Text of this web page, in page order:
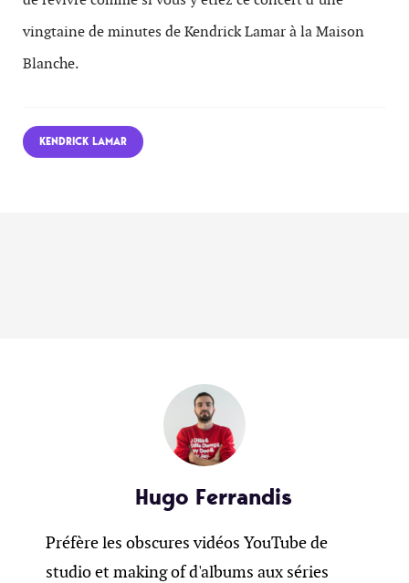
vingtaine de minutes de Kendrick Lamar à la Maison
Blanche.
KENDRICK LAMAR
Hugo Ferrandis
Préfère les obscures vidéos YouTube de
studio et making of d'albums aux séries